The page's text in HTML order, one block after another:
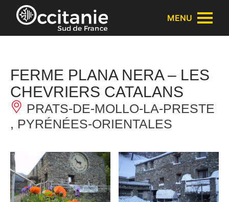
Panneau de gestion des cookies
MENU
FERME PLANA NERA – LES
CHEVRIERS CATALANS
PRATS-DE-MOLLO-LA-PRESTE
, PYRÉNÉES-ORIENTALES